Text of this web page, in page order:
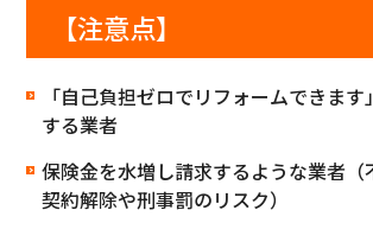
【注意点】
「自己負担ゼロでリフォームできま
する業者
保険金を水増し請求するような業者（
契約解除や刑事罰のリスク）